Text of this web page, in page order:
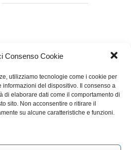
Consenso Cookie
utilizziamo tecnologie come i cookie per
informazioni del dispositivo. Il consenso a
di elaborare dati come il comportamento di
sito. Non acconsentire o ritirare il
su alcune caratteristiche e funzioni.
dal 1° luglio 2026: cosa cambia
Luglio 2026